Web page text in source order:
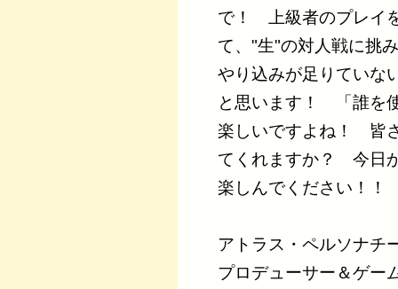
で！ 上級者のプレイ
て、"生"の対人戦に挑
やり込みが足りていな
と思います！ 「誰を
楽しいですよね！ 皆
てくれますか？ 今日
楽しんでください！！
アトラス・ペルソナチ
プロデューサー＆ゲー